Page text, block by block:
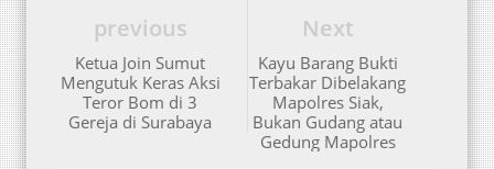
Next
Kayu Barang Bukti
Terbakar Dibelakang
Mapolres Siak,
Bukan Gudang atau
Gedung Mapolres
previous
Ketua Join Sumut
Mengutuk Keras Aksi
Teror Bom di 3
Gereja di Surabaya